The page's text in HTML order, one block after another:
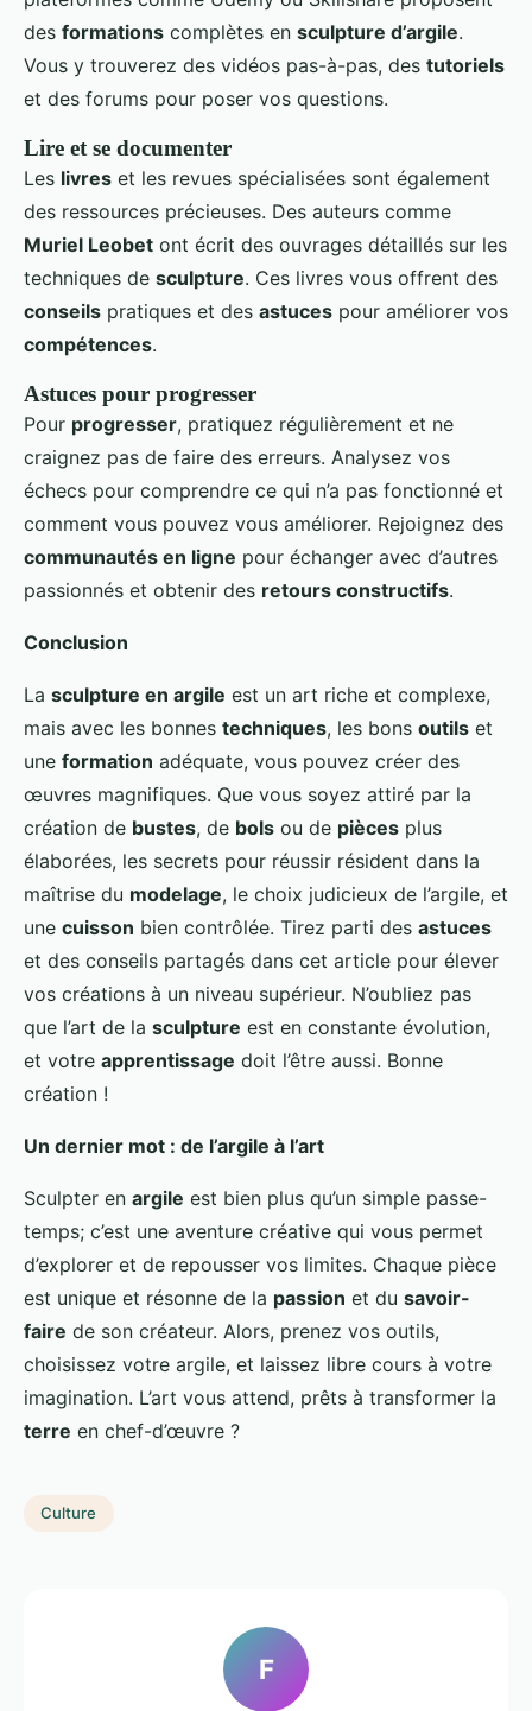
des formations complètes en sculpture d’argile.
Vous y trouverez des vidéos pas-à-pas, des tutoriels
et des forums pour poser vos questions.
Lire et se documenter
Les livres et les revues spécialisées sont également
des ressources précieuses. Des auteurs comme
Muriel Leobet ont écrit des ouvrages détaillés sur les
techniques de sculpture. Ces livres vous offrent des
conseils pratiques et des astuces pour améliorer vos
compétences.
Astuces pour progresser
Pour progresser, pratiquez régulièrement et ne
craignez pas de faire des erreurs. Analysez vos
échecs pour comprendre ce qui n’a pas fonctionné et
comment vous pouvez vous améliorer. Rejoignez des
communautés en ligne pour échanger avec d’autres
passionnés et obtenir des retours constructifs.
Conclusion
La sculpture en argile est un art riche et complexe,
mais avec les bonnes techniques, les bons outils et
une formation adéquate, vous pouvez créer des
œuvres magnifiques. Que vous soyez attiré par la
création de bustes, de bols ou de pièces plus
élaborées, les secrets pour réussir résident dans la
maîtrise du modelage, le choix judicieux de l’argile, et
une cuisson bien contrôlée. Tirez parti des astuces
et des conseils partagés dans cet article pour élever
vos créations à un niveau supérieur. N’oubliez pas
que l’art de la sculpture est en constante évolution,
et votre apprentissage doit l’être aussi. Bonne
création !
Un dernier mot : de l’argile à l’art
Sculpter en argile est bien plus qu’un simple passe-
temps; c’est une aventure créative qui vous permet
d’explorer et de repousser vos limites. Chaque pièce
est unique et résonne de la passion et du savoir-
faire de son créateur. Alors, prenez vos outils,
choisissez votre argile, et laissez libre cours à votre
imagination. L’art vous attend, prêts à transformer la
terre en chef-d’œuvre ?
Culture
F